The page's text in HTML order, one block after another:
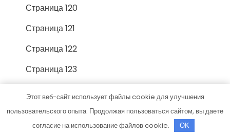
Страница 120
Страница 121
Страница 122
Страница 123
Страница 125
Страница 126
Этот веб-сайт использует файлы cookie для улучшения
пользовательского опыта. Продолжая пользоваться сайтом, вы даете
согласие на использование файлов cookie.
OK